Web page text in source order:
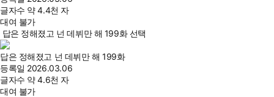
글자수 약 4.4천 자
대여 불가
답은 정해졌고 넌 데뷔만 해 199화 선택
답은 정해졌고 넌 데뷔만 해 199화
등록일 2026.03.06
글자수 약 4.6천 자
대여 불가